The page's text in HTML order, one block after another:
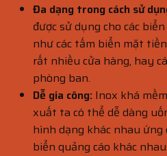
Đa dạng trong cách sử
được sử dụng cho các
như các tấm biển mặt
rất nhiều cửa hàng, hay
phòng ban.
Dễ gia công: Inox khá
xuất ta có thể dễ dàng
hình dạng khác nhau
biển quảng cáo khác nhau